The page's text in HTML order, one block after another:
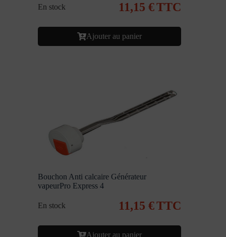
En stock 11,15 €TTC
Ajouter au panier
Bouchon Anti calcaire Générateur
vapeurPro Express 4
En stock 11,15 €TTC
Ajouter au panier